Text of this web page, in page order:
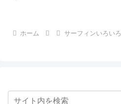
ホーム サーフィンいろいろ